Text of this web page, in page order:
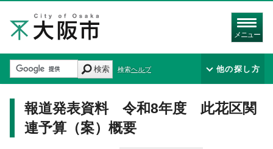
メニュー
検索 検索ヘルプ 他の探し方
報道発表資料 令和8年度 此花区関
連予算（案）概要